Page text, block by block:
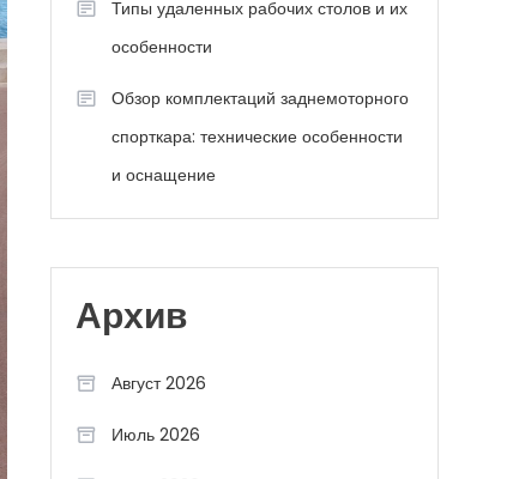
Типы удаленных рабочих столов и их
особенности
Обзор комплектаций заднемоторного
спорткара: технические особенности
и оснащение
Архив
Август 2026
Июль 2026